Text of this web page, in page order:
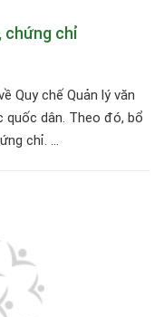
chứng chỉ
Quy chế Quản lý văn
quốc dân. Theo đó, bổ
chỉ. ...